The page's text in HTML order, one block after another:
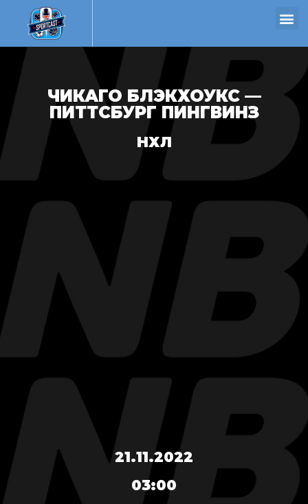
ЧИКАГО БЛЭКХОУКС —
ПИТТСБУРГ ПИНГВИНЗ
НХЛ
21.11.2022
03:00